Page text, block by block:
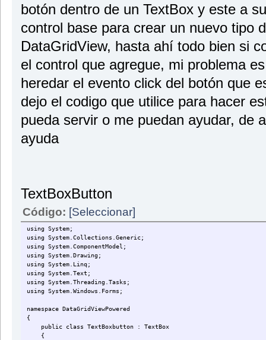
botón dentro de un TextBox y este a
control base para crear un nuevo tipo
DataGridView, hasta ahí todo bien si
el control que agregue, mi problema
heredar el evento click del botón que
dejo el codigo que utilice para hacer
pueda servir o me puedan ayudar, de
ayuda
TextBoxButton
Código: [Seleccionar]
using System;
using System.Collections.Generic;
using System.ComponentModel;
using System.Drawing;
using System.Linq;
using System.Text;
using System.Threading.Tasks;
using System.Windows.Forms;
namespace DataGridViewPowered
{
public class TextBoxbutton : TextBox
{